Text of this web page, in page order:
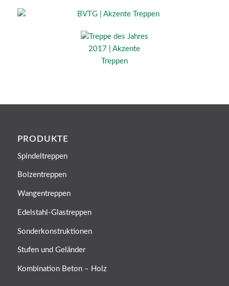
PRODUKTE
Spindeltreppen
Bolzentreppen
Wangentreppen
Edelstahl-Glastreppen
Sonderkonstruktionen
Stufen und Geländer
Kombination Beton – Holz